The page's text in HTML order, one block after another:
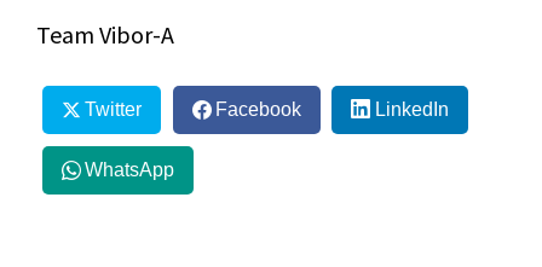
Team Vibor-A
Twitter Facebook LinkedIn
WhatsApp